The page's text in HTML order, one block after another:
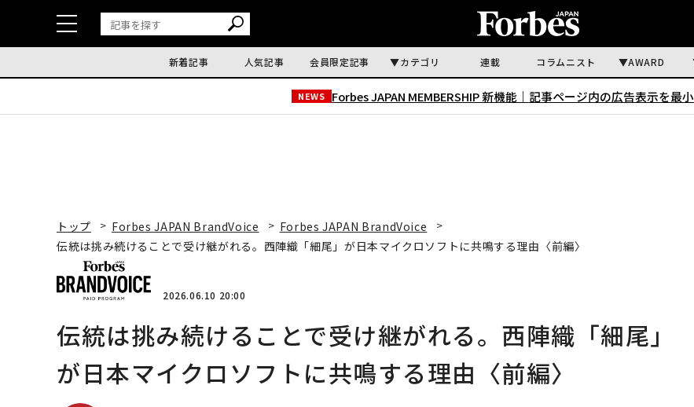
新着記事 人気記事 会員限定記事 カテゴリ 連載 コラムニスト AWARD
NEWS Forbes JAPAN MEMBERSHIP 新機能｜ 記事ページ内の広告表示を最
トップ Forbes JAPAN BrandVoice
Forbes JAPAN BrandVoice
伝統は挑み続けることで受け継がれる。西陣織「細尾」が日本マイクロソフトに共鳴する理由〈前編〉
2026.06.10 20:00
伝統は挑み続けることで受け継がれる。西陣織「細尾」
が日本マイクロソフトに共鳴する理由〈前編〉